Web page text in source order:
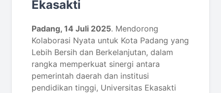
Ekasakti
Padang, 14 Juli 2025. Mendorong
Kolaborasi Nyata untuk Kota Padang yang
Lebih Bersih dan Berkelanjutan, dalam
rangka memperkuat sinergi antara
pemerintah daerah dan institusi
pendidikan tinggi, Universitas Ekasakti